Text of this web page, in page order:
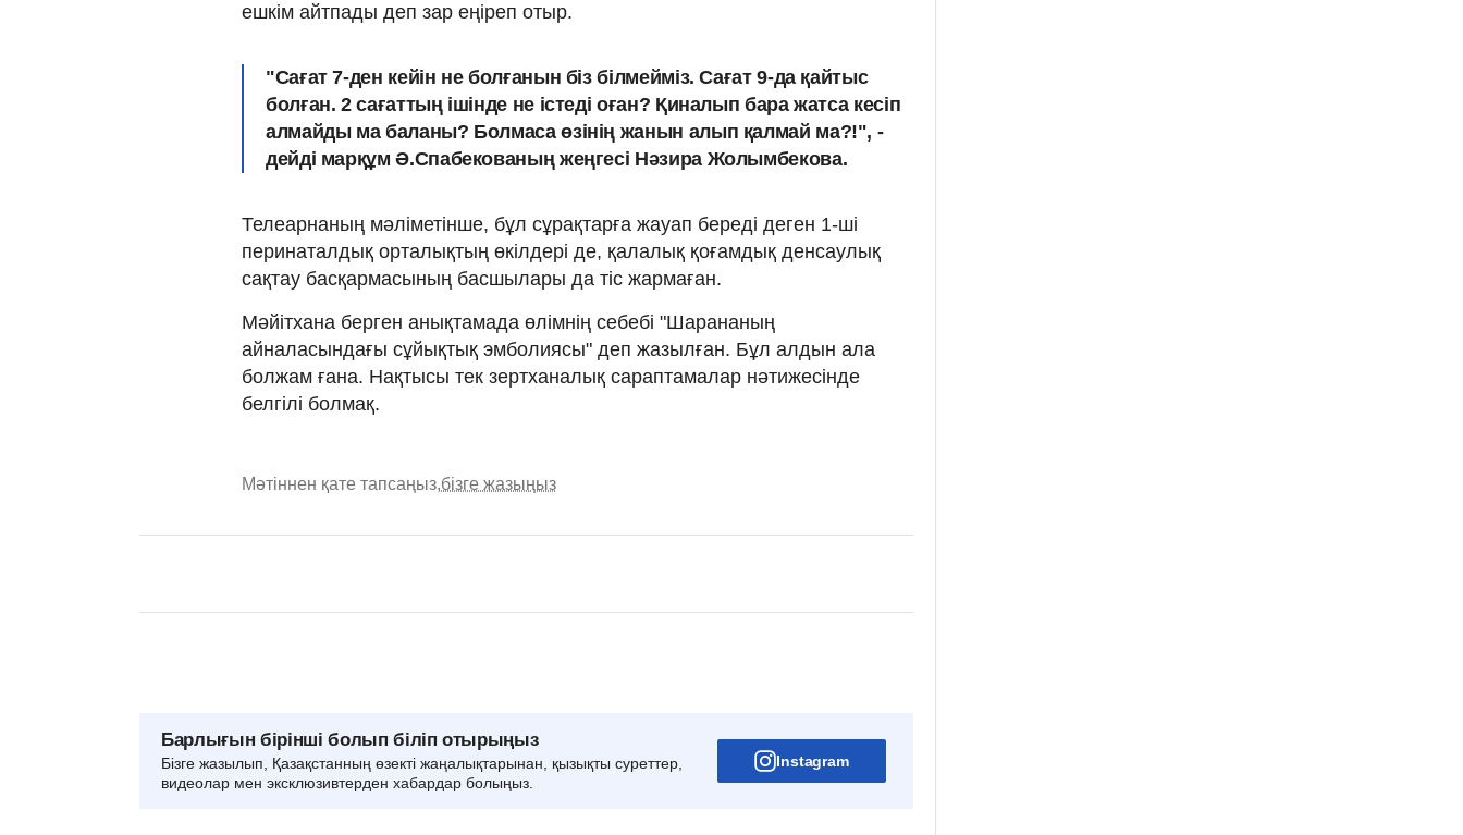
ешкім айтпады деп зар еңіреп отыр.
"Сағат 7-ден кейін не болғанын біз білмейміз. Сағат 9-да қайтыс
болған. 2 сағаттың ішінде не істеді оған? Қиналып бара жатса кесіп
алмайды ма баланы? Болмаса өзінің жанын алып қалмай ма?!", -
дейді марқұм Ә.Спабекованың жеңгесі Нәзира Жолымбекова.
Телеарнаның мәліметінше, бұл сұрақтарға жауап береді деген 1-ші
перинаталдық орталықтың өкілдері де, қалалық қоғамдық денсаулық
сақтау басқармасының басшылары да тіс жармаған.
Мәйітхана берген анықтамада өлімнің себебі "Шарананың
айналасындағы сұйықтық эмболиясы" деп жазылған. Бұл алдын ала
болжам ғана. Нақтысы тек зертханалық сараптамалар нәтижесінде
белгілі болмақ.
Мәтіннен қате тапсаңыз,бізге жазыңыз
Барлығын бірінші болып біліп отырыңыз
Бізге жазылып, Қазақстанның өзекті жаңалықтарынан, қызықты суреттер,
видеолар мен эксклюзивтерден хабардар болыңыз.
Instagram